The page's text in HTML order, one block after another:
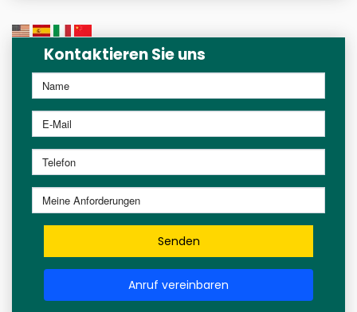
Kontaktieren Sie uns
Senden
Anruf vereinbaren